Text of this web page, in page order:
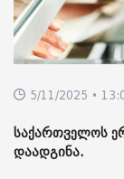
5/11/2025 •
საქართველოს
დაადგინა.